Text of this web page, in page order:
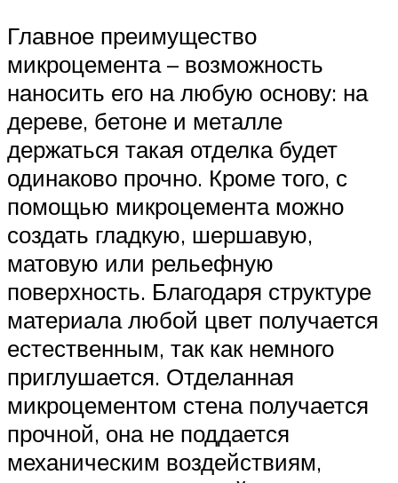
Главное преимущество
микроцемента – возможность
наносить его на любую основу: на
дереве, бетоне и металле
держаться такая отделка будет
одинаково прочно. Кроме того, с
помощью микроцемента можно
создать гладкую, шершавую,
матовую или рельефную
поверхность. Благодаря структуре
материала любой цвет получается
естественным, так как немного
приглушается. Отделанная
микроцементом стена получается
прочной, она не поддается
механическим воздействиям,